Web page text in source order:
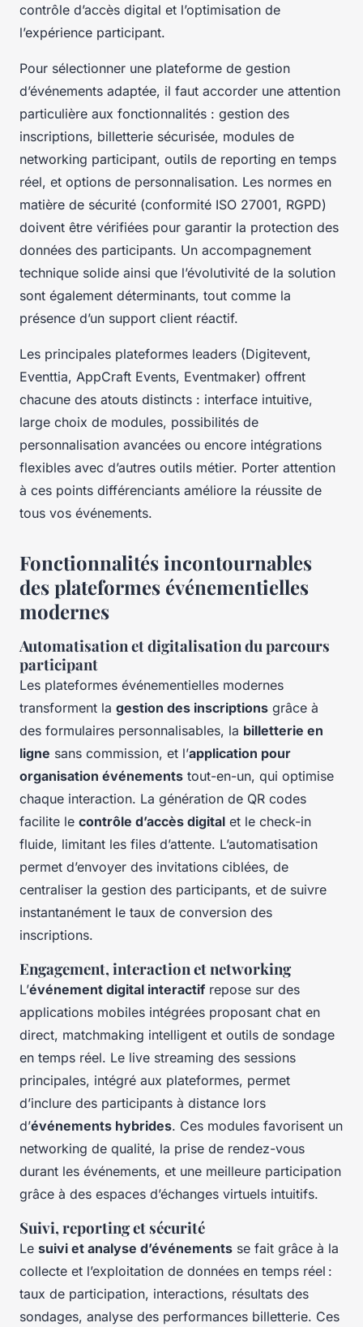
contrôle d’accès digital et l’optimisation de
l’expérience participant.
Pour sélectionner une plateforme de gestion
d’événements adaptée, il faut accorder une attention
particulière aux fonctionnalités : gestion des
inscriptions, billetterie sécurisée, modules de
networking participant, outils de reporting en temps
réel, et options de personnalisation. Les normes en
matière de sécurité (conformité ISO 27001, RGPD)
doivent être vérifiées pour garantir la protection des
données des participants. Un accompagnement
technique solide ainsi que l’évolutivité de la solution
sont également déterminants, tout comme la
présence d’un support client réactif.
Les principales plateformes leaders (Digitevent,
Eventtia, AppCraft Events, Eventmaker) offrent
chacune des atouts distincts : interface intuitive,
large choix de modules, possibilités de
personnalisation avancées ou encore intégrations
flexibles avec d’autres outils métier. Porter attention
à ces points différenciants améliore la réussite de
tous vos événements.
Fonctionnalités incontournables
des plateformes événementielles
modernes
Automatisation et digitalisation du parcours
participant
Les plateformes événementielles modernes
transforment la gestion des inscriptions grâce à
des formulaires personnalisables, la billetterie en
ligne sans commission, et l’application pour
organisation événements tout-en-un, qui optimise
chaque interaction. La génération de QR codes
facilite le contrôle d’accès digital et le check-in
fluide, limitant les files d’attente. L’automatisation
permet d’envoyer des invitations ciblées, de
centraliser la gestion des participants, et de suivre
instantanément le taux de conversion des
inscriptions.
Engagement, interaction et networking
L’événement digital interactif repose sur des
applications mobiles intégrées proposant chat en
direct, matchmaking intelligent et outils de sondage
en temps réel. Le live streaming des sessions
principales, intégré aux plateformes, permet
d’inclure des participants à distance lors
d’événements hybrides. Ces modules favorisent un
networking de qualité, la prise de rendez-vous
durant les événements, et une meilleure participation
grâce à des espaces d’échanges virtuels intuitifs.
Suivi, reporting et sécurité
Le suivi et analyse d’événements se fait grâce à la
collecte et l’exploitation de données en temps réel :
taux de participation, interactions, résultats des
sondages, analyse des performances billetterie. Ces